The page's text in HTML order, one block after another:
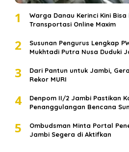
1
Warga Danau Kerinci Kini
Transportasi Online Maxim
2
Susunan Pengurus Lengkap
Mukhtadi Putra Nusa Duduki
3
Dari Pantun untuk Jambi,
Rekor MURI
4
Denpom II/2 Jambi Pastikan
Penanggulangan Bencana
5
Ombudsman Minta Portal
Jambi Segera di Aktifkan